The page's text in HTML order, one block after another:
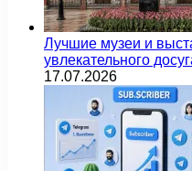
Лучшие музеи и
увлекательного
17.07.2026